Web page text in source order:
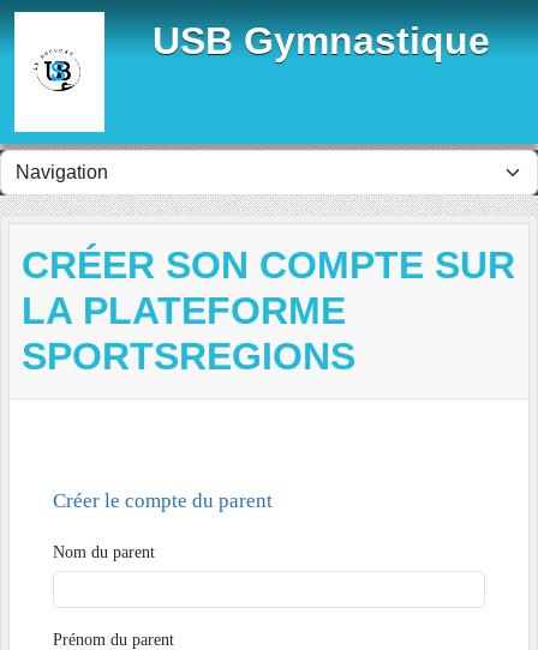
USB Gymnastique
CRÉER SON COMPTE SUR
LA PLATEFORME
SPORTSREGIONS
Créer le compte du parent
Nom du parent
Prénom du parent
Panneau de gestion des cookies